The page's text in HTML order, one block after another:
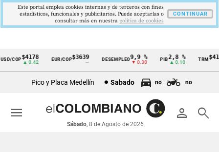
Cintillo
económicos
Colombia
COP$4178
▲ 0.42
EUR/COP$3639 DESEMPLEO 9,9 %
▼ 0.30
PIB2,8 %
▲ 0.10
TRM
Pico y Placa Medellín Sabado no no
person search
Sábado, 8 de Agosto de 2026
menu
Este portal emplea cookies internas y de terceros con fines
estadísticos, funcionales y publicitarios. Puede aceptarlas o
consultar más en nuestra politica de cookies
CONTINUAR